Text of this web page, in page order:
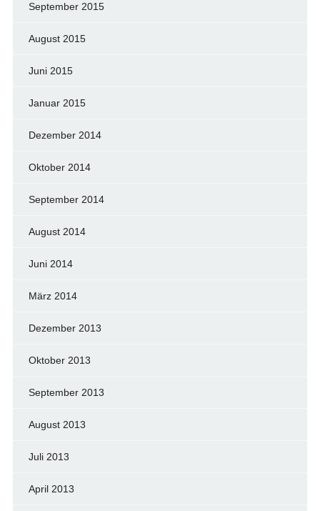
September 2015
August 2015
Juni 2015
Januar 2015
Dezember 2014
Oktober 2014
September 2014
August 2014
Juni 2014
März 2014
Dezember 2013
Oktober 2013
September 2013
August 2013
Juli 2013
April 2013